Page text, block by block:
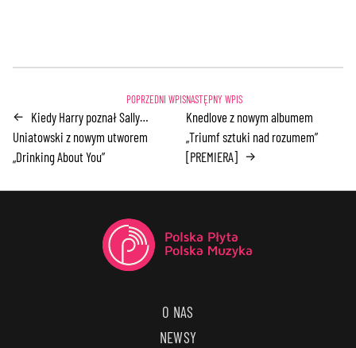
← Kiedy Harry poznał Sally…
Uniatowski z nowym utworem
„Drinking About You”
Knedlove z nowym albumem
„Triumf sztuki nad rozumem”
[PREMIERA] →
O NAS
NEWSY